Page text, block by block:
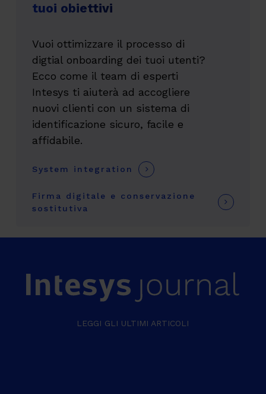
tuoi obiettivi
Vuoi ottimizzare il processo di
digtial onboarding dei tuoi utenti?
Ecco come il team di esperti
Intesys ti aiuterà ad accogliere
nuovi clienti con un sistema di
identificazione sicuro, facile e
affidabile.
System integration
Firma digitale e conservazione
sostitutiva
LEGGI GLI ULTIMI ARTICOLI